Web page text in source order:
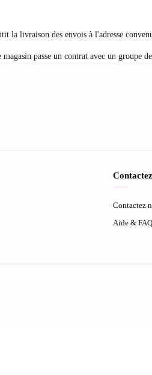
la livraison des envois à l'adresse
magasin passe un contrat avec un groupe
Contactez
Aide & FAQ